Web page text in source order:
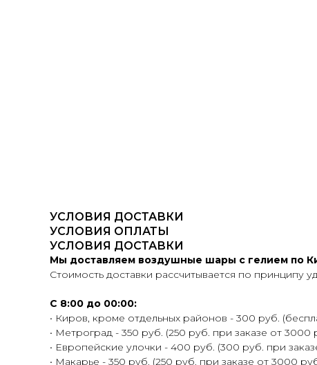
УСЛОВИЯ ДОСТАВКИ
УСЛОВИЯ ОПЛАТЫ
УСЛОВИЯ ДОСТАВКИ
Мы доставляем воздушные шары с гелием по
Стоимость доставки рассчитывается по принципу
С 8:00 до 00:00:
• Киров, кроме отдельных районов - 300 руб.
• Метроград - 350 руб. (250 руб. при заказе от 3000
• Европейские улочки - 400 руб. (300 руб. при
• Макарье - 350 руб. (250 руб. при заказе от 3000